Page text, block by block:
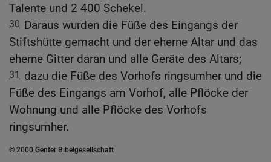
Talente und 2 400 Schekel.
30 Daraus wurden die Füße des Eingangs der
Stiftshütte gemacht und der eherne Altar und das
eherne Gitter daran und alle Geräte des Altars;
31 dazu die Füße des Vorhofs ringsumher und die
Füße des Eingangs am Vorhof, alle Pflöcke der
Wohnung und alle Pflöcke des Vorhofs
ringsumher.
© 2000 Genfer Bibelgesellschaft